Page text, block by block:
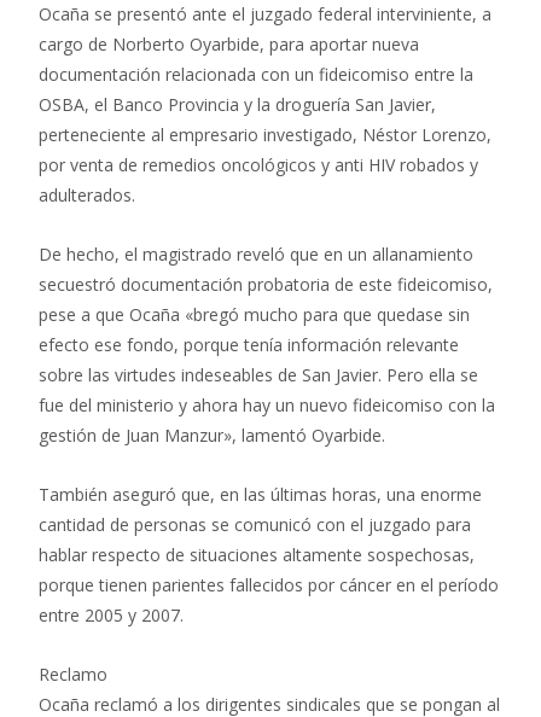
Ocaña se presentó ante el juzgado federal interviniente, a
cargo de Norberto Oyarbide, para aportar nueva
documentación relacionada con un fideicomiso entre la
OSBA, el Banco Provincia y la droguería San Javier,
perteneciente al empresario investigado, Néstor Lorenzo,
por venta de remedios oncológicos y anti HIV robados y
adulterados.
De hecho, el magistrado reveló que en un allanamiento
secuestró documentación probatoria de este fideicomiso,
pese a que Ocaña «bregó mucho para que quedase sin
efecto ese fondo, porque tenía información relevante
sobre las virtudes indeseables de San Javier. Pero ella se
fue del ministerio y ahora hay un nuevo fideicomiso con la
gestión de Juan Manzur», lamentó Oyarbide.
También aseguró que, en las últimas horas, una enorme
cantidad de personas se comunicó con el juzgado para
hablar respecto de situaciones altamente sospechosas,
porque tienen parientes fallecidos por cáncer en el período
entre 2005 y 2007.
Reclamo
Ocaña reclamó a los dirigentes sindicales que se pongan al